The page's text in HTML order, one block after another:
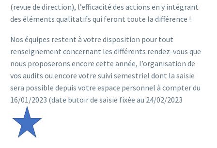
(revue de direction), l’efficacité des actions en y intégrant
des éléments qualitatifs qui feront toute la différence !
Nos équipes restent à votre disposition pour tout
renseignement concernant les différents rendez-vous que
nous proposerons encore cette année, l’organisation de
vos audits ou encore votre suivi semestriel dont la saisie
sera possible depuis votre espace personnel à compter du
16/01/2023 (date butoir de saisie fixée au 24/02/2023